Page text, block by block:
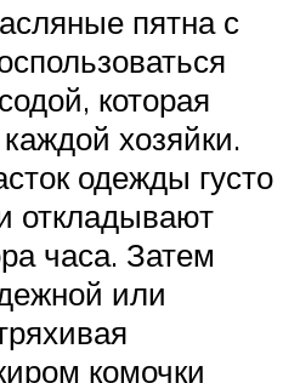
пятна с
которая
хозяйки.
одежды густо
откладывают
часа. Затем
или
комочки